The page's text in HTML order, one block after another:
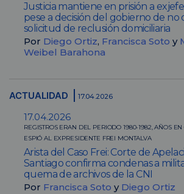
Justicia mantiene en prisión a
pese a decisión del gobierno de no
solicitud de reclusión domiciliaria
Por Diego Ortiz, Francisca Soto y
Weibel Barahona
ACTUALIDAD 17.04.2026
17.04.2026
REGISTROS ERAN DEL PERIODO 1980-1982, AÑOS
ESPIÓ AL EXPRESIDENTE FREI MONTALVA
Arista del Caso Frei: Corte de
Santiago confirma condenas a
quema de archivos de la CNI
Por Francisca Soto y Diego Ortiz